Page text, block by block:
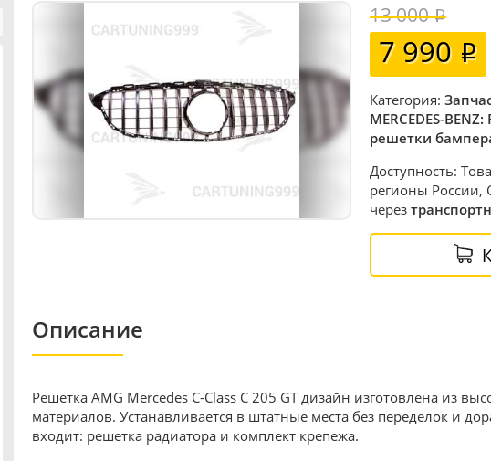
13 000
7 990
Категория:
MERCEDES-
решетки
Доступность:
регионы России,
через
Описание
Решетка AMG Mercedes С-Сlass C 205 GT дизайн изготовлена из
материалов. Устанавливается в штатные места без переделок и
входит: решетка радиатора и комплект крепежа.